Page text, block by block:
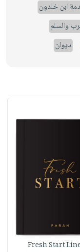
ابن خلدون
والسلم
ديوان
Fresh Start